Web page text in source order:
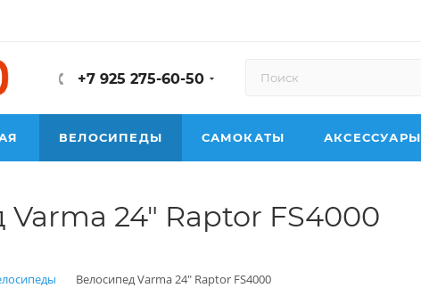
+7 925 275-60-50
ВЕЛОСИПЕДЫ САМОКАТЫ АКСЕССУАРЫ
24" Raptor FS4000
Велосипед Varma 24" Raptor FS4000